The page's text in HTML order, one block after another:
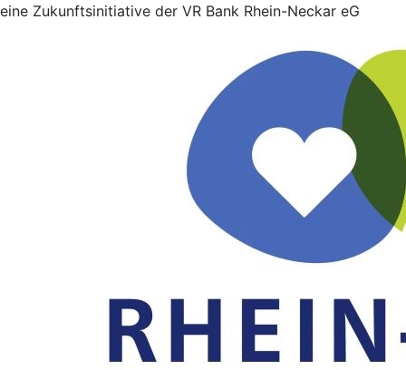
eine Zukunftsinitiative der VR Bank Rhein-Neckar eG